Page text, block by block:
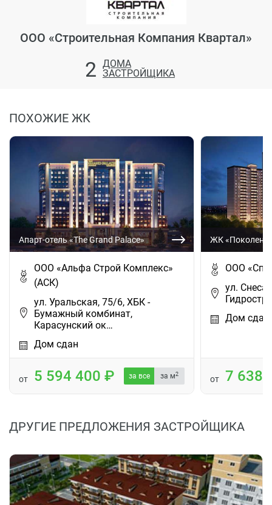
ООО «Строительная Компания Квартал»
2 ДОМА
ЗАСТРОЙЩИКА
ПОХОЖИЕ ЖК
Апарт-отель «The Grand Palace»
ООО «Альфа Строй Комплекс»
(АСК)
ул. Уральская, 75/6, ХБК -
Бумажный комбинат,
Карасунский ок…
Дом сдан
от 5 594 400 за все за м2
ЖК
ООО
ул.
Дом сдан
от 7 638
ДРУГИЕ ПРЕДЛОЖЕНИЯ ЗАСТРОЙЩИКА